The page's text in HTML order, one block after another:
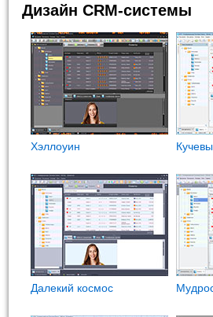
Дизайн CRM-системы
Хэллоуин
Далекий космос